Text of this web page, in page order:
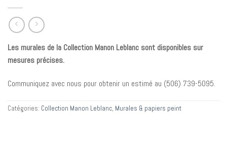
Les murales de la Collection Manon Leblanc sont disponibles sur
mesures précises.
Communiquez avec nous pour obtenir un estimé au (506) 739-5095.
Catégories: Collection Manon Leblanc, Murales & papiers peint